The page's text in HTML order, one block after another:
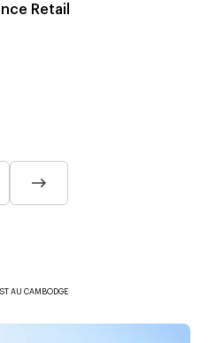
Retail
AU CAMBODGE